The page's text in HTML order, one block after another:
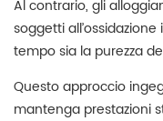
Al contrario, gli
soggetti
tempo sia la purezza
Questo approccio
mantenga prestazioni